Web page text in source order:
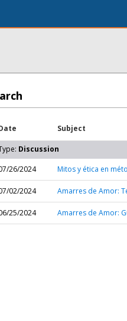
Subject
Discussion
26/2024
Mitos y ética en
02/2024 Amarres de Amor:
25/2024 Amarres de Amor: